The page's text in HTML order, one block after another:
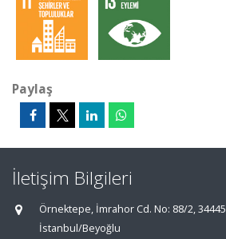
Paylaş
İletişim Bilgileri
Örnektepe, İmrahor Cd. No: 88/2, 34445
İstanbul/Beyoğlu